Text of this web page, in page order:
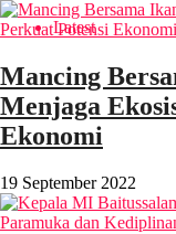
Latest
Mancing
Menjaga
Ekonomi
19 September 2022